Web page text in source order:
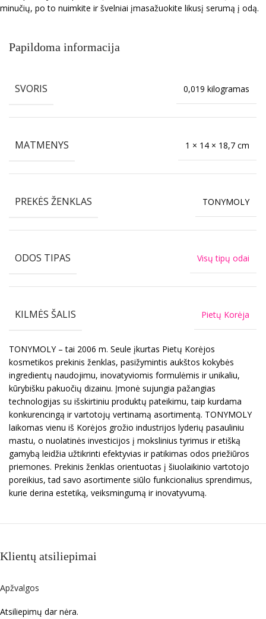
minučių, po to nuimkite ir švelniai įmasažuokite likusį serumą į odą.
Papildoma informacija
SVORIS 0,019 kilogramas
MATMENYS 1 × 14 × 18,7 cm
PREKĖS ŽENKLAS TONYMOLY
ODOS TIPAS Visų tipų odai
KILMĖS ŠALIS Pietų Korėja
TONYMOLY – tai 2006 m. Seule įkurtas Pietų Korėjos
kosmetikos prekinis ženklas, pasižymintis aukštos kokybės
ingredientų naudojimu, inovatyviomis formulėmis ir unikaliu,
kūrybišku pakuočių dizainu. Įmonė sujungia pažangias
technologijas su išskirtiniu produktų pateikimu, taip kurdama
konkurencingą ir vartotojų vertinamą asortimentą. TONYMOLY
laikomas vienu iš Korėjos grožio industrijos lyderių pasauliniu
mastu, o nuolatinės investicijos į mokslinius tyrimus ir etišką
gamybą leidžia užtikrinti efektyvias ir patikimas odos priežiūros
priemones. Prekinis ženklas orientuotas į šiuolaikinio vartotojo
poreikius, tad savo asortimente siūlo funkcionalius sprendimus,
kurie derina estetiką, veiksmingumą ir inovatyvumą.
Klientų atsiliepimai
Apžvalgos
Atsiliepimų dar nėra.